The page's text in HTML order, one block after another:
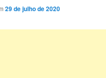
29 de julho de 2020